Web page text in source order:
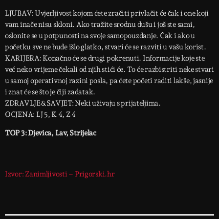
LJUBAV: Uvjerljivost kojom ćete zračiti privlačit će čak i one koji
vam inače nisu skloni. Ako tražite srodnu dušu i još ste sami,
oslonite se u potpunosti na svoje samopouzdanje. Čak i ako u
početku sve ne bude išlo glatko, stvari će se razviti u vašu korist.
KARIJERA: Konačno će se drugi pokrenuti. Informacije koje ste
već neko vrijeme čekali od njih stići će. To će razbistriti neke stvari
u samoj operativnoj razini posla, pa ćete početi raditi lakše, jasnije
i znat će se što je čiji zadatak.
ZDRAVLJE&SAVJET: Neki uživaju s prijateljima.
OCJENA: LJ 5, K 4, Z 4
TOP 3: Djevica, Lav, Strijelac
Izvor: Zanimljivosti – Prigorski.hr